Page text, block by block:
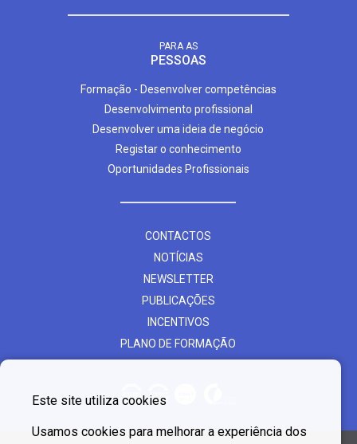
PARA AS
PESSOAS
Formação - Desenvolver competências
Desenvolvimento profissional
Desenvolver uma ideia de negócio
Registar o conhecimento
Oportunidades Profissionais
CONTACTOS
NOTÍCIAS
NEWSLETTER
PUBLICAÇÕES
INCENTIVOS
PLANO DE FORMAÇÃO
Este site utiliza cookies
Usamos cookies para melhorar a experiência dos